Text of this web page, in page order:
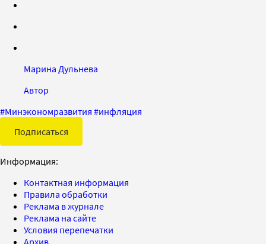
Марина Дульнева
Автор
#Минэкономразвития #инфляция
Подписаться
Информация:
Контактная информация
Правила обработки
Реклама в журнале
Реклама на сайте
Условия перепечатки
Архив